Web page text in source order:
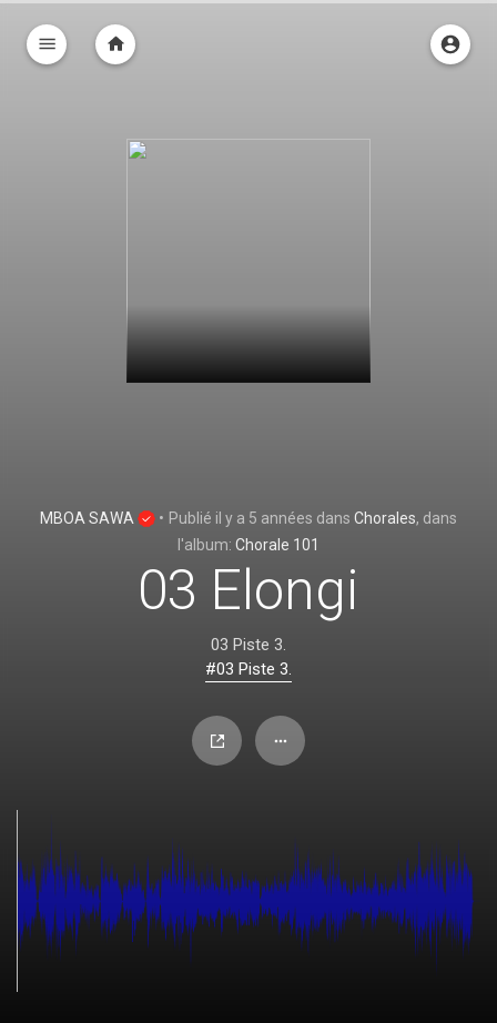
MBOA SAWA • Publié il y a 5 années dans Chorales, dans
l'album: Chorale 101
03 Elongi
03 Piste 3.
#03 Piste 3.